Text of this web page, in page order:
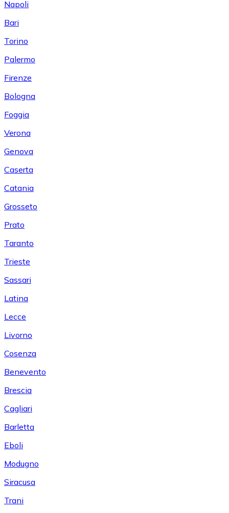
Napoli
Bari
Torino
Palermo
Firenze
Bologna
Foggia
Verona
Genova
Caserta
Catania
Grosseto
Prato
Taranto
Trieste
Sassari
Latina
Lecce
Livorno
Cosenza
Benevento
Brescia
Cagliari
Barletta
Eboli
Modugno
Siracusa
Trani